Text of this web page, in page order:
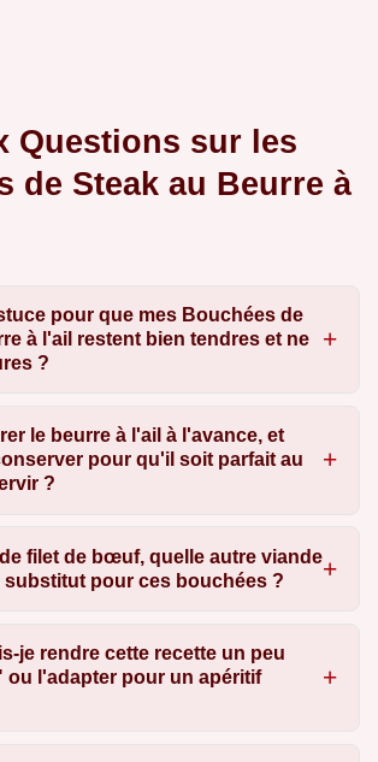
Questions sur les
de Steak au Beurre à
pour que mes Bouchées de
à l'ail restent bien tendres et ne
?
le beurre à l'ail à l'avance, et
pour qu'il soit parfait au
?
filet de bœuf, quelle autre viande
pour ces bouchées ?
je rendre cette recette un peu
ou l'adapter pour un apéritif